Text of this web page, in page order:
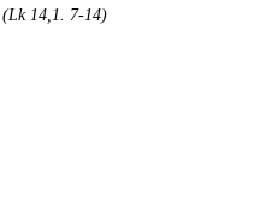
(Lk 14,1. 7-14)